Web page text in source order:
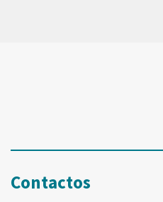
Contactos